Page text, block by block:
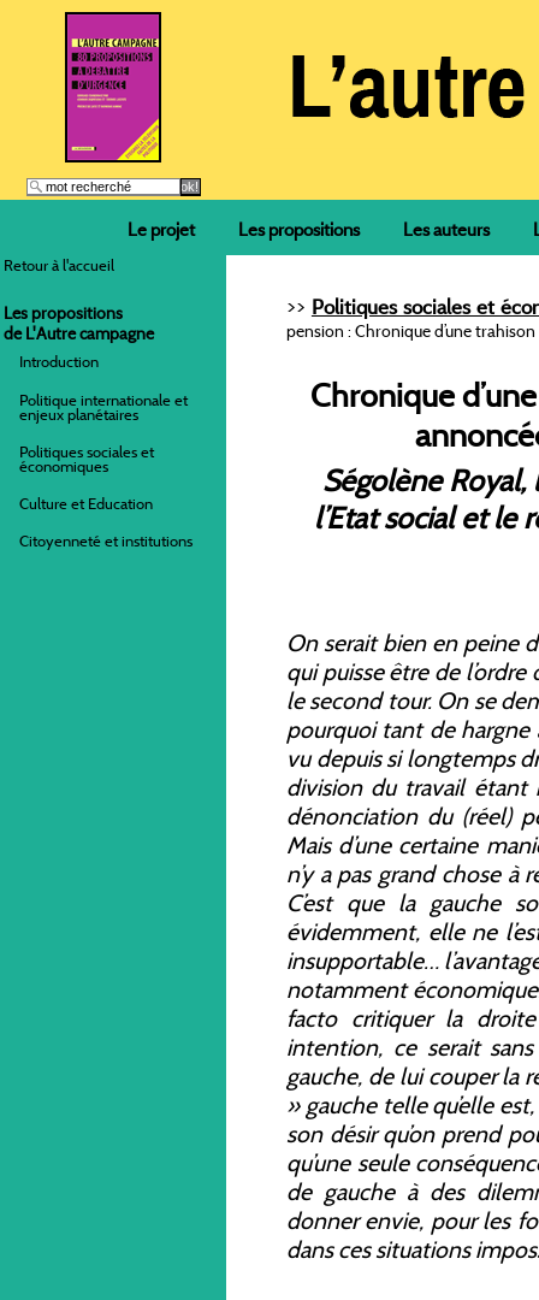
Le projet Les propositions Les auteurs
Retour à l'accueil
Les propositions
de L'Autre campagne
Introduction
Politique internationale et
enjeux planétaires
Politiques sociales et
économiques
Culture et Education
Citoyenneté et institutions
>> Politiques sociales et
pension : Chronique d’une
Chronique
Ségolène Royal,
l’Etat social et le
On serait bien en peine
qui puisse être de
le second tour. On se
pourquoi tant de hargne
vu depuis si longtemps
division du travail étant
dénonciation du (réel)
Mais d’une certaine
n’y a pas grand chose
C’est que la gauche
évidemment, elle ne
insupportable…
notamment
facto critiquer la
intention, ce serait
gauche, de lui couper la
» gauche telle qu’elle
son désir qu’on prend
qu’une seule
de gauche à des
donner envie, pour les
dans ces situations